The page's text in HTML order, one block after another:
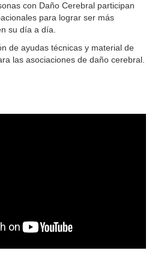
con Daño Cerebral participan
para lograr ser más
su día a día.
de ayudas técnicas y material de
las asociaciones de daño cerebral.